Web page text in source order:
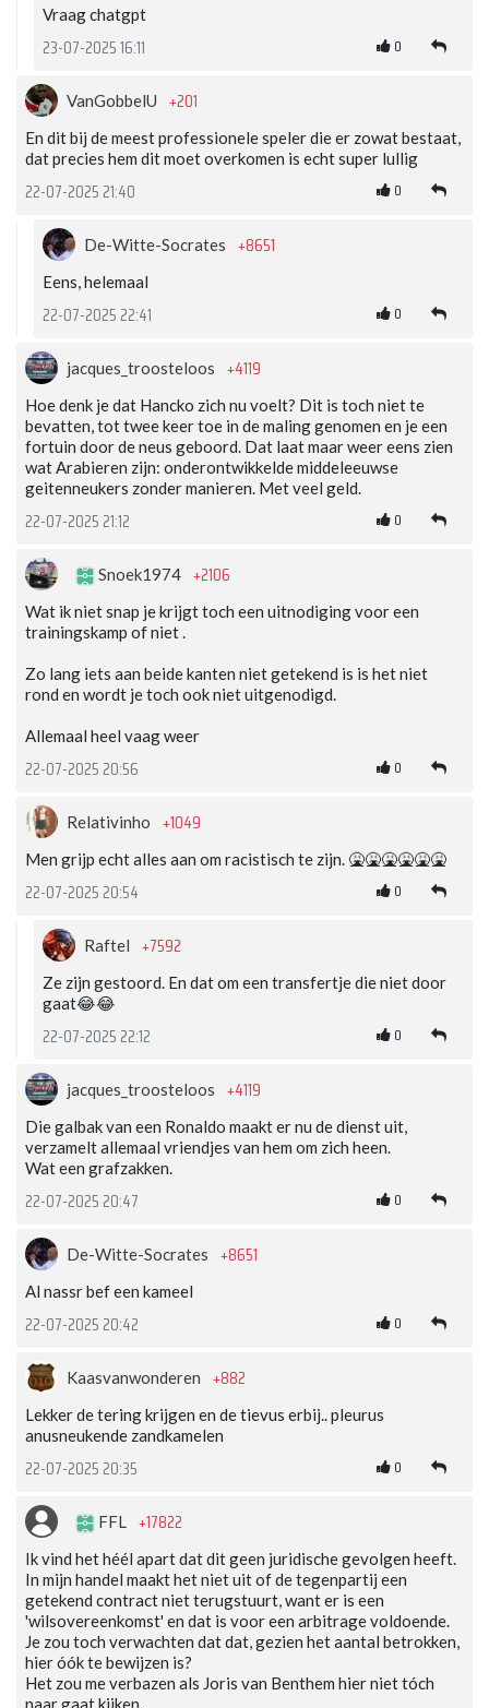
Vraag chatgpt
23-07-2025 16:11 0
VanGobbelU +201
En dit bij de meest professionele speler die er zowat bestaat,
dat precies hem dit moet overkomen is echt super lullig
22-07-2025 21:40 0
De-Witte-Socrates +8651
Eens, helemaal
22-07-2025 22:41 0
jacques_troosteloos +4119
Hoe denk je dat Hancko zich nu voelt? Dit is toch niet te
bevatten, tot twee keer toe in de maling genomen en je een
fortuin door de neus geboord. Dat laat maar weer eens zien
wat Arabieren zijn: onderontwikkelde middeleeuwse
geitenneukers zonder manieren. Met veel geld.
22-07-2025 21:12 0
Snoek1974 +2106
Wat ik niet snap je krijgt toch een uitnodiging voor een
trainingskamp of niet .
Zo lang iets aan beide kanten niet getekend is is het niet
rond en wordt je toch ook niet uitgenodigd.
Allemaal heel vaag weer
22-07-2025 20:56 0
Relativinho +1049
Men grijp echt alles aan om racistisch te zijn. 🤮🤮🤮🤮🤮🤮
22-07-2025 20:54 0
Raftel +7592
Ze zijn gestoord. En dat om een transfertje die niet door
gaat😂😂
22-07-2025 22:12 0
jacques_troosteloos +4119
Die galbak van een Ronaldo maakt er nu de dienst uit,
verzamelt allemaal vriendjes van hem om zich heen.
Wat een grafzakken.
22-07-2025 20:47 0
De-Witte-Socrates +8651
Al nassr bef een kameel
22-07-2025 20:42 0
Kaasvanwonderen +882
Lekker de tering krijgen en de tievus erbij.. pleurus
anusneukende zandkamelen
22-07-2025 20:35 0
FFL +17822
Ik vind het héél apart dat dit geen juridische gevolgen heeft.
In mijn handel maakt het niet uit of de tegenpartij een
getekend contract niet terugstuurt, want er is een
'wilsovereenkomst' en dat is voor een arbitrage voldoende.
Je zou toch verwachten dat dat, gezien het aantal betrokken,
hier óók te bewijzen is?
Het zou me verbazen als Joris van Benthem hier niet tóch
naar gaat kijken.